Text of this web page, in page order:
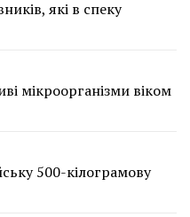
які в спеку
мікроорганізми віком
500-кілограмову